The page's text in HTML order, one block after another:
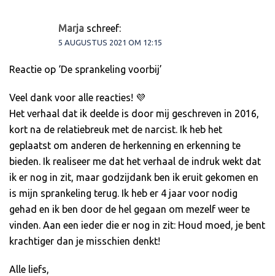
Marja schreef:
5 AUGUSTUS 2021 OM 12:15
Reactie op ‘De sprankeling voorbij’
Veel dank voor alle reacties! 💜
Het verhaal dat ik deelde is door mij geschreven in 2016,
kort na de relatiebreuk met de narcist. Ik heb het
geplaatst om anderen de herkenning en erkenning te
bieden. Ik realiseer me dat het verhaal de indruk wekt dat
ik er nog in zit, maar godzijdank ben ik eruit gekomen en
is mijn sprankeling terug. Ik heb er 4 jaar voor nodig
gehad en ik ben door de hel gegaan om mezelf weer te
vinden. Aan een ieder die er nog in zit: Houd moed, je bent
krachtiger dan je misschien denkt!
Alle liefs,